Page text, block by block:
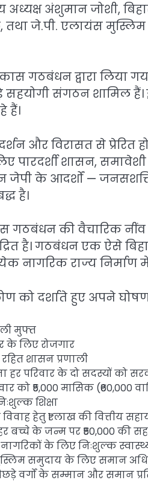
अंशुमान जोशी,
जे.पी. एलायंस
गठबंधन द्वारा लिया
संगठन शामिल
हैं।
और विरासत से प्रेरित
पारदर्शी शासन,
जेपी के आदर्शों —
है।
गठबंधन की वैचारिक नींव
है। गठबंधन एक ऐसे
नागरिक राज्य निर्माण
दर्शाते हुए अपने
मुफ्त
के लिए रोजगार
रहित शासन प्रणाली
हर परिवार के दो सदस्यों को
को ₹5,000 मासिक (₹60,000
शिक्षा
हेतु ₹1 लाख की वित्तीय
बच्चे के जन्म पर ₹50,000 की
के लिए निःशुल्क
समुदाय के लिए समान
वर्गों के सम्मान और समान